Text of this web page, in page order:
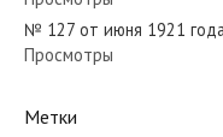
№ 67 от марта 1975
№ 127 от июня 1921
Просмотры
Метки